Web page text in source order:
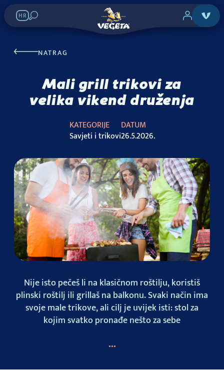
HR
NATRAG
Mali grill trikovi za
velika vikend druženja
KATEGORIJE
Savjeti i trikovi
DATUM
26.5.2026.
Nije isto pečeš li na klasičnom roštilju, koristiš
plinski roštilj ili grillaš na balkonu. Svaki način ima
svoje male trikove, ali cilj je uvijek isti: stol za
kojim svatko pronađe nešto za sebe
●●●